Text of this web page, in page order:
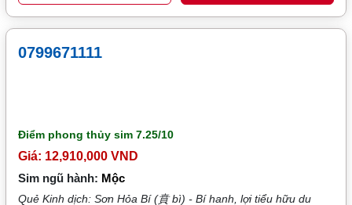
0799671111
Điểm phong thủy sim7.25/10
Giá: 12,910,000 VND
Sim ngũ hành: Mộc
Quẻ Kinh dịch: Sơn Hỏa Bí (賁 bì) - Bí hanh, lợi tiểu hữu du